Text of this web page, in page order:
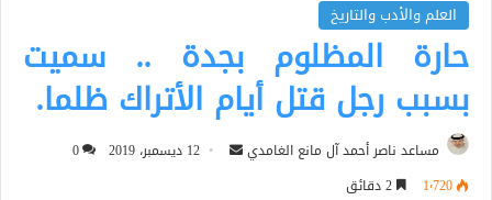
العلم والأدب والتاريخ
حارة المظلوم بجدة .. سميت
بسبب رجل قتل أيام الأتراك ظلما.
مساعد ناصر أحمد آل مانع الغامدي
أرسل 12 ديسمبر، 2019
0
1٬720